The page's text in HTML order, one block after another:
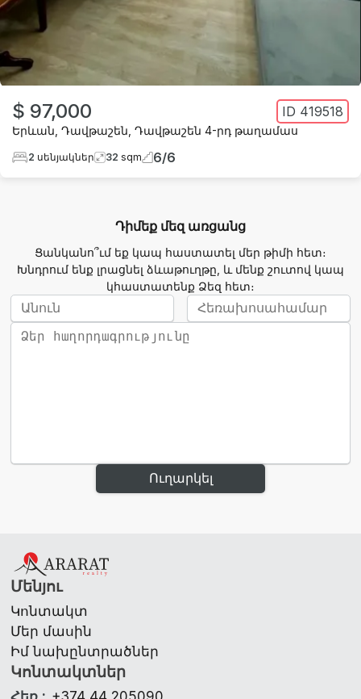
$ 97,000 ID 419518
Երևան Դավթաշեն Դավթաշեն 4-րդ թաղամաս
2 սենյակներ 32 sqm 6/6
Դիմեք մեզ առցանց
Ցանկանո՞ւմ եք կապ հաստատել մեր թիմի հետ։
Խնդրում ենք լրացնել ձևաթուղթը, և մենք շուտով կապ
կհաստատենք Ձեզ հետ։
Ուղարկել
Մենյու
Կոնտակտ
Մեր մասին
Իմ նախընտրածներ
Կոնտակտներ